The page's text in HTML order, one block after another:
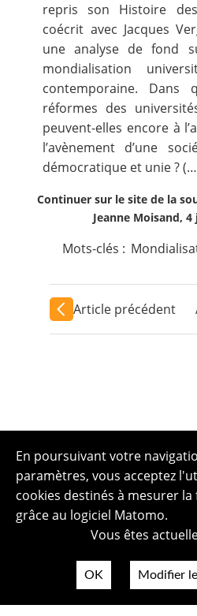
repris son Histoire
coécrit avec Jacques
une analyse de fond
mondialisation
contemporaine. Dans
réformes des
peuvent-elles encore à
l’avènement d’une
démocratique et unie ?
Continuer sur le site de la
Jeanne Moisand,
Mots-clés :
Article précédent
En poursuivant votre
paramètres, vous acceptez
cookies destinés à mesurer
grâce au logiciel Matomo.
Vous êtes
OK Modifier